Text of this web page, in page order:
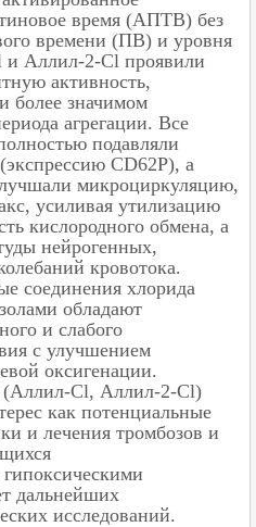
время (АПТВ) без
времени (ПВ) и уровня
Аллил-2-Cl проявили
активность,
более значимом
агрегации. Все
подавляли
CD62P), а
микроциркуляцию,
усиливая утилизацию
кислородного обмена, а
нейрогенных,
кровотока.
соединения хлорида
обладают
и слабого
с улучшением
оксигенации.
(Аллил-Cl, Аллил-2-Cl)
как потенциальные
и лечения тромбозов и
дальнейших
исследований.